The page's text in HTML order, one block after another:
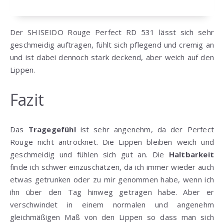
Der SHISEIDO Rouge Perfect RD 531 lässt sich sehr
geschmeidig auftragen, fühlt sich pflegend und cremig an
und ist dabei dennoch stark deckend, aber weich auf den
Lippen.
Fazit
Das Tragegefühlist sehr angenehm, da der Perfect
Rouge nicht antrocknet. Die Lippen bleiben weich und
geschmeidig und fühlen sich gut an. Die Haltbarkeit
finde ich schwer einzuschätzen, da ich immer wieder auch
etwas getrunken oder zu mir genommen habe, wenn ich
ihn über den Tag hinweg getragen habe. Aber er
verschwindet in einem normalen und angenehm
gleichmäßigen Maß von den Lippen so dass man sich